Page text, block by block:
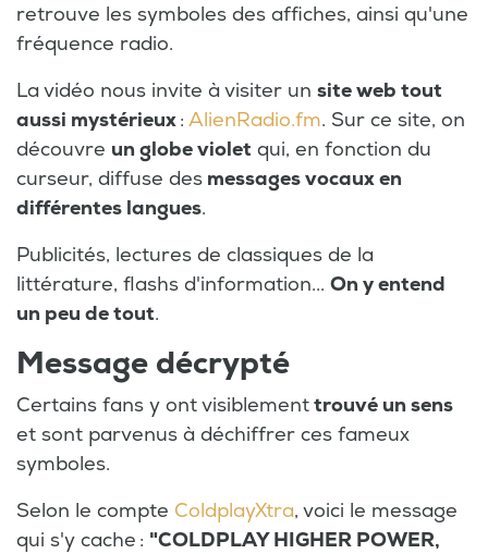
retrouve les symboles des affiches, ainsi qu'une
fréquence radio.
La vidéo nous invite à visiter un site web tout
aussi mystérieux: AlienRadio.fm. Sur ce site, on
découvre un globe violet qui, en fonction du
curseur, diffuse des messages vocaux en
différentes langues.
Publicités, lectures de classiques de la
littérature, flashs d'information... On y entend
un peu de tout.
Message décrypté
Certains fans y ont visiblementtrouvé un sens
et sont parvenus à déchiffrer ces fameux
symboles.
Selon le compte ColdplayXtra, voici le message
qui s'y cache : "COLDPLAY HIGHER POWER,